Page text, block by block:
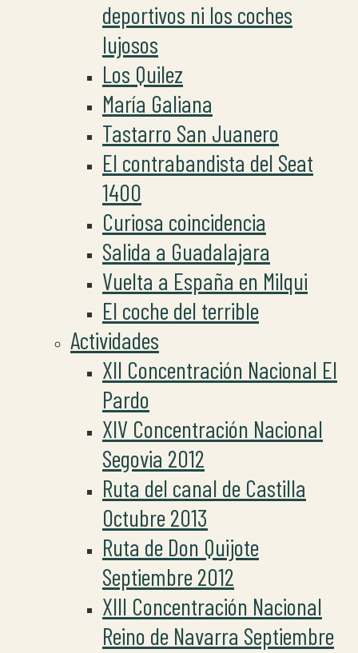
deportivos ni los coches
lujosos
Los Quilez
María Galiana
Tastarro San Juanero
El contrabandista del Seat
1400
Curiosa coincidencia
Salida a Guadalajara
Vuelta a España en Milqui
El coche del terrible
Actividades
XII Concentración Nacional El
Pardo
XIV Concentración Nacional
Segovia 2012
Ruta del canal de Castilla
Octubre 2013
Ruta de Don Quijote
Septiembre 2012
XIII Concentración Nacional
Reino de Navarra Septiembre